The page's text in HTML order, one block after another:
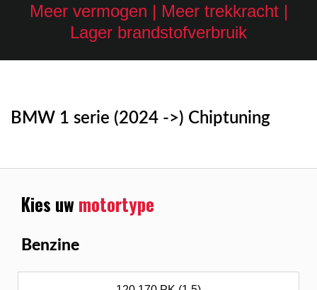
Meer vermogen | Meer trekkracht |
Lager brandstofverbruik
BMW 1 serie (2024 ->) Chiptuning
Kies uwmotortype
Benzine